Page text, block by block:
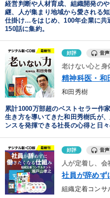
経営判断や人材育成、組織開発の
継、人が集まり地域から愛される
仕掛け…をはじめ、100年企業に共
150話に集約。
好評 音
老けない心と身
精神科医・和
和田秀樹
累計1000万部超のベストセラー作
生き方を導いてきた和田秀樹氏が
ンスを発揮できる社長の心得と日
好評 音
人が定着し、会
社員が辞めず
組織定着コン